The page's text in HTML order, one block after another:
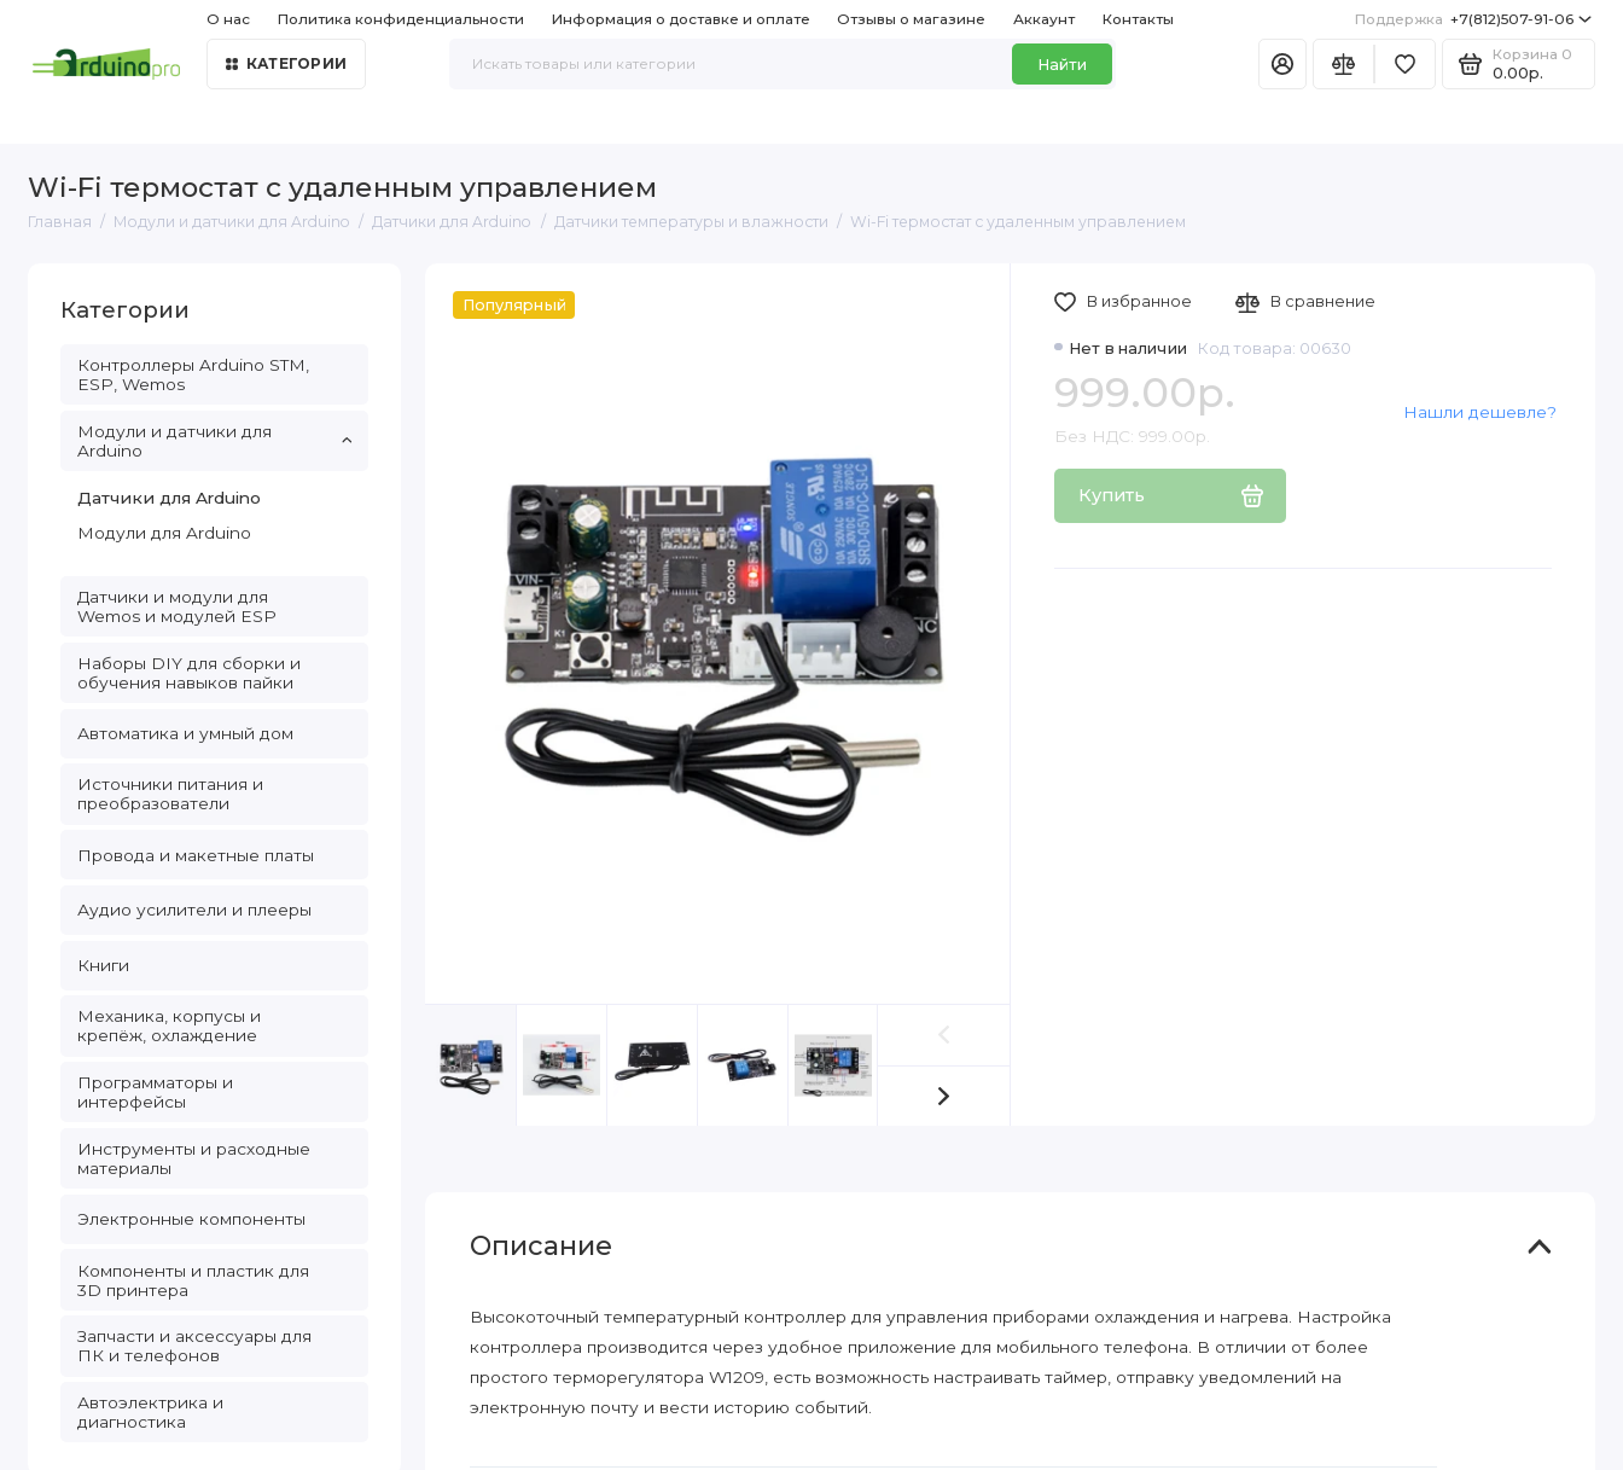
О нас Политика конфиденциальности Информация о доставке и оплате Отзывы о магазине Аккаунт Контакты Поддержка +7(812)507-91-06
КАТЕГОРИИ Найти
Корзина 0
0.00р.
Wi-Fi термостат с удаленным управлением
Главная Модули и датчики для Arduino Датчики для Arduino Датчики температуры и влажности Wi-Fi термостат с удаленным управлением
Категории
Контроллеры Arduino STM,
ESP, Wemos
Модули и датчики для
Arduino
Датчики для Arduino
Модули для Arduino
Датчики и модули для
Wemos и модулей ESP
Наборы DIY для сборки и
обучения навыков пайки
Автоматика и умный дом
Источники питания и
преобразователи
Провода и макетные платы
Аудио усилители и плееры
Книги
Механика, корпусы и
крепёж, охлаждение
Программаторы и
интерфейсы
Инструменты и расходные
материалы
Электронные компоненты
Компоненты и пластик для
3D принтера
Запчасти и аксессуары для
ПК и телефонов
Автоэлектрика и
диагностика
Популярный
Нет в наличии Код товара: 00630
999.00р.
Без НДС: 999.00р.
Купить
Нашли дешевле?
В избранное В сравнение
Описание
Высокоточный температурный контроллер для управления приборами охлаждения и нагрева. Настройка
контроллера производится через удобное приложение для мобильного телефона. В отличии от более
простого терморегулятора W1209, есть возможность настраивать таймер, отправку уведомлений на
электронную почту и вести историю событий.